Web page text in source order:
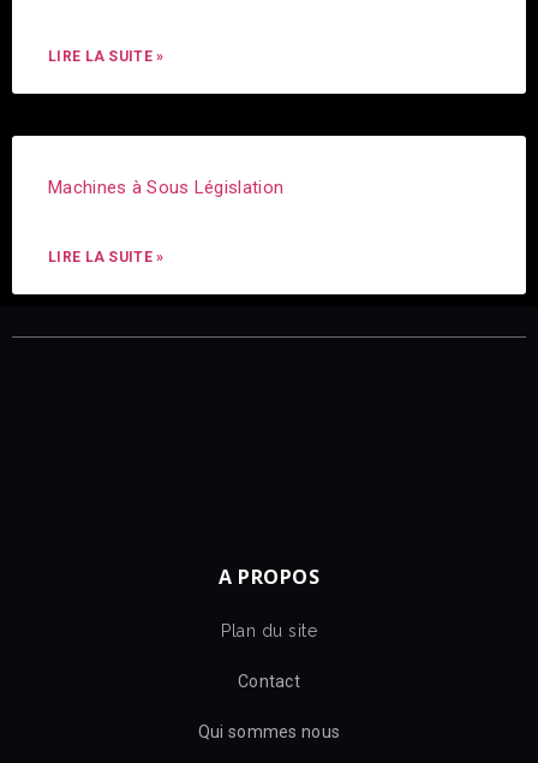
LIRE LA SUITE »
Machines à Sous Législation
LIRE LA SUITE »
A PROPOS
Plan du site
Contact
Qui sommes nous